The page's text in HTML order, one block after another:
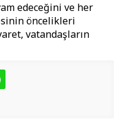
edeceğini ve her
öncelikleri
vatandaşların